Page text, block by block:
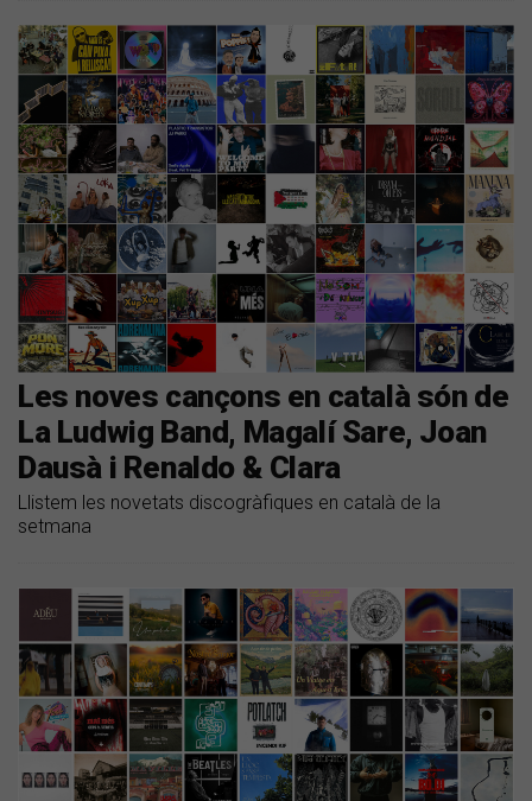
Les noves cançons en català són de
La Ludwig Band, Magalí Sare, Joan
Dausà i Renaldo & Clara
Llistem les novetats discogràfiques en català de la
setmana